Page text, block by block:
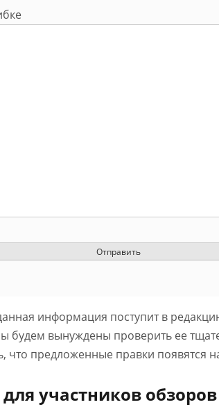
информация поступит в
будем вынуждены проверить ее
что предложенные правки появятся
участников обзоров